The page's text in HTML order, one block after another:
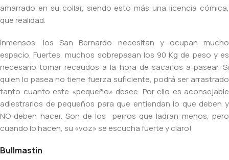
amarrado en su collar, siendo esto más una licencia cómica,
que realidad.
Inmensos, los San Bernardo necesitan y ocupan mucho
espacio. Fuertes, muchos sobrepasan los 90 Kg de peso y es
necesario tomar recaudos a la hora de sacarlos a pasear. Si
quien lo pasea no tiene fuerza suficiente, podrá ser arrastrado
tanto cuanto este «pequeño» desee. Por ello es aconsejable
adiestrarlos de pequeños para que entiendan lo que deben y
NO deben hacer. Son de los perros que ladran menos, pero
cuando lo hacen, su «voz» se escucha fuerte y claro!
Bullmastin